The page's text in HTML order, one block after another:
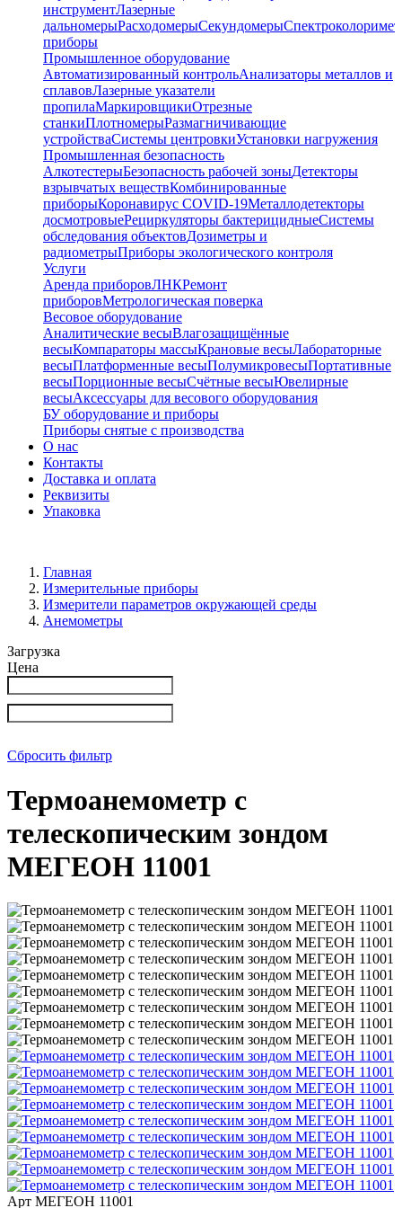
инструментЛазерные
дальномерыРасходомерыСекундомеры
приборы
Промышленное оборудование
Автоматизированный контрольАнализаторы металлов и
сплавовЛазерные указатели
пропилаМаркировщикиОтрезные
станкиПлотномерыРазмагничивающие
устройстваСистемы центровкиУстановки нагружения
Промышленная безопасность
АлкотестерыБезопасность рабочей зоныДетекторы
взрывчатых веществКомбинированные
приборыКоронавирус COVID-19Металлодетекторы
досмотровыеРециркуляторы бактерицидныеСистемы
обследования объектовДозиметры и
радиометрыПриборы экологического контроля
Услуги
Аренда приборовЛНКРемонт
приборовМетрологическая поверка
Весовое оборудование
Аналитические весыВлагозащищённые
весыКомпараторы массыКрановые весыЛабораторные
весыПлатформенные весыПолумикровесыПортативные
весыПорционные весыСчётные весыЮвелирные
весыАксессуары для весового оборудования
БУ оборудование и приборы
Приборы снятые с производства
О нас
Контакты
Доставка и оплата
Реквизиты
Упаковка
Главная
Измерительные приборы
Измерители параметров окружающей среды
Анемометры
Загрузка
Цена
Сбросить фильтр
Термоанемометр с
телескопическим зондом
МЕГЕОН 11001
Арт МЕГЕОН 11001